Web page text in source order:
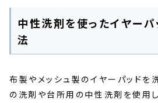
中性洗剤を使ったイヤー
法
布製やメッシュ製のイヤーパッドを
の洗剤や台所用の中性洗剤を使用